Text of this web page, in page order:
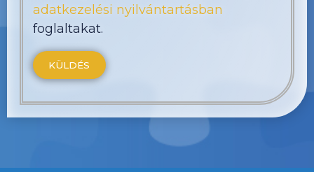
adatkezelési nyilvántartásban
foglaltakat.